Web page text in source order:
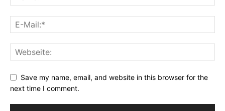
Save my name, email, and website in this browser for the
next time I comment.